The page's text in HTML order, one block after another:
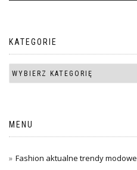
KATEGORIE
MENU
Fashion aktualne trendy modowe